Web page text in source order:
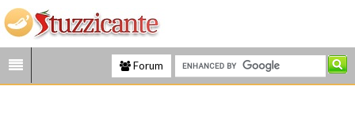
Forum